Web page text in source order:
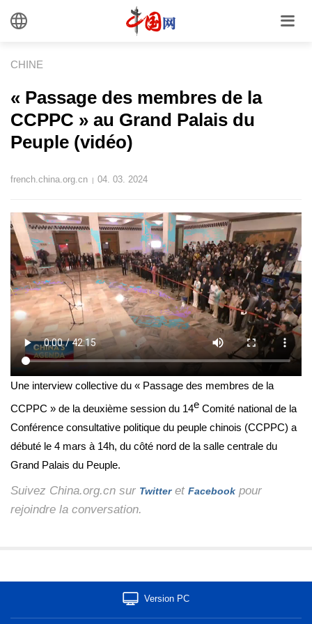
CHINE
« Passage des membres de la
CCPPC » au Grand Palais du
Peuple (vidéo)
french.china.org.cn | 04. 03. 2024
Une interview collective du « Passage des membres de la
CCPPC » de la deuxième session du 14e Comité national de la
Conférence consultative politique du peuple chinois (CCPPC) a
débuté le 4 mars à 14h, du côté nord de la salle centrale du
Grand Palais du Peuple.
Suivez China.org.cn sur Twitteret Facebook pour
rejoindre la conversation.
Version PC